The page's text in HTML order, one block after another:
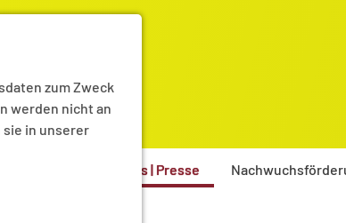
Aktuelles | Presse
zum Zweck
werden nicht an
in unserer